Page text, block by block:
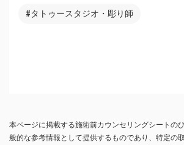
#タトゥースタジオ・彫り師
本ページに掲載する施術前カウンセリングシートの
般的な参考情報として提供するものであり、特定の